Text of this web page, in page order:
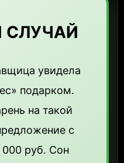
СЛУЧАЙ
увидела
подарком.
на такой
с
руб. Сон